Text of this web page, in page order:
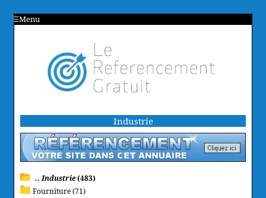
Menu
Industrie
.. Industrie(483)
Fourniture (71)